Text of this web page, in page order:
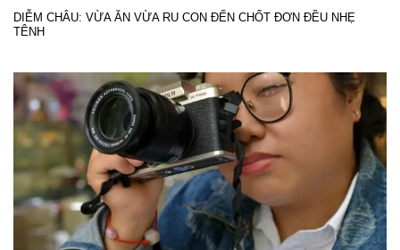
DIỄM CHÂU: VỪA ĂN VỪA RU CON ĐẾN CHỐT ĐƠN ĐỀU NHẸ
TÊNH